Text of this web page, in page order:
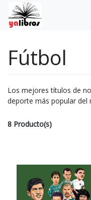
Fútbol
Los mejores títulos de
deporte más popular del
8 Producto(s)